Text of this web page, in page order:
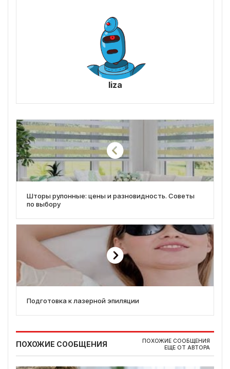
liza
Шторы рулонные: цены и разновидность. Советы
по выбору
Подготовка к лазерной эпиляции
ПОХОЖИЕ СООБЩЕНИЯ
ПОХОЖИЕ СООБЩЕНИЯ
ЕЩЕ ОТ АВТОРА